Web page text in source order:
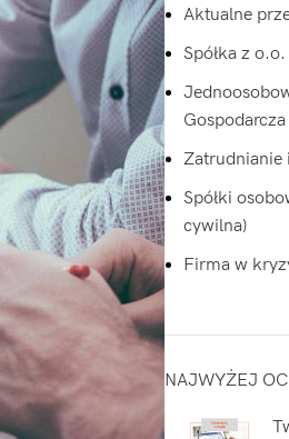
Aktualne
Spółka z o.o.
Gospodarcza
Zatrudnianie
Spółki
cywilna)
Firma w
NAJWYŻEJ